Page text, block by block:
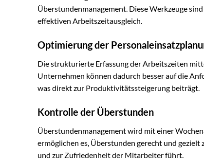
Überstundenmanagement. Diese Werkzeuge
effektiven Arbeitszeitausgleich.
Optimierung der
Die strukturierte Erfassung der Arbeitszeiten
Unternehmen können dadurch besser auf die
was direkt zur Produktivitätssteigerung beiträgt.
Kontrolle der Überstunden
Überstundenmanagement wird mit einer
ermöglichen es, Überstunden gerecht und gezielt
und zur Zufriedenheit der Mitarbeiter führt.